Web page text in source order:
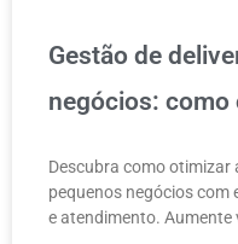
Gestão de
negócios: como
Descubra como otimizar
pequenos negócios com
e atendimento. Aumente